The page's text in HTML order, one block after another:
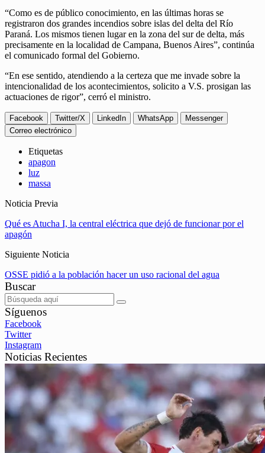
“Como es de público conocimiento, en las últimas horas se
registraron dos grandes incendios sobre islas del delta del Río
Paraná. Los mismos tienen lugar en la zona del sur de delta, más
precisamente en la localidad de Campana, Buenos Aires”, continúa
el comunicado formal del Gobierno.
“En ese sentido, atendiendo a la certeza que me invade sobre la
intencionalidad de los acontecimientos, solicito a V.S. prosigan las
actuaciones de rigor”, cerró el ministro.
Facebook Twitter/X LinkedIn WhatsApp
Messenger
Correo electrónico
Etiquetas
apagon
luz
massa
Noticia Previa
Qué es Atucha I, la central eléctrica que dejó de funcionar por el
apagón
Siguiente Noticia
OSSE pidió a la población hacer un uso racional del agua
Buscar
Síguenos
Facebook
Twitter
Instagram
Noticias Recientes